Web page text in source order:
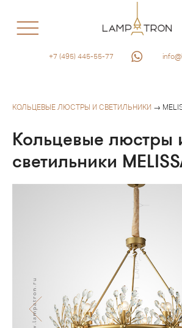
+7 (495) 445-55-77
КОЛЬЦЕВЫЕ ЛЮСТРЫ И СВЕТИЛЬНИКИ →
Кольцевые люстры
светильники